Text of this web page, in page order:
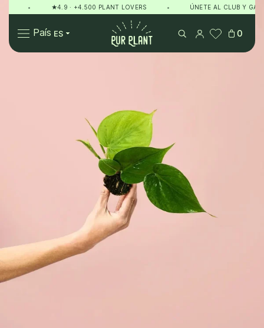
★4.9 · +4.500 PLANT LOVERS ÚNETE AL CLUB Y GANA
País
Pur Plant
0